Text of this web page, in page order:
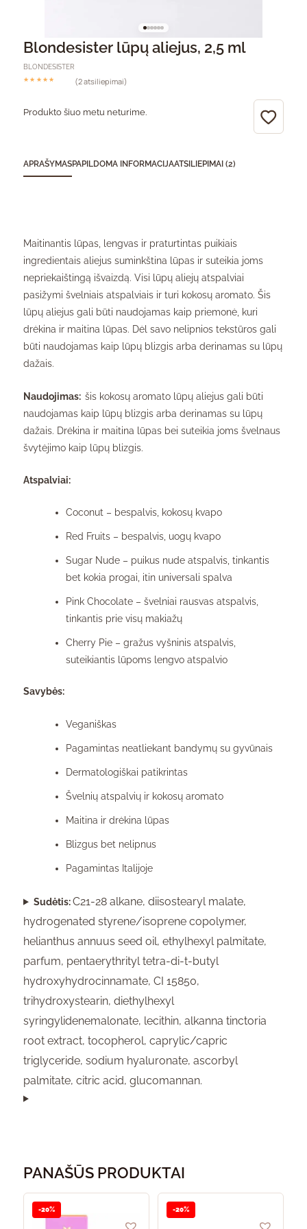
Blondesister lūpų aliejus, 2,5 ml
BLONDESISTER
iš 5 (viso įvertinimų:
(2 atsiliepimai)
Produkto šiuo metu neturime.
APRAŠYMASPAPILDOMA INFORMACIJAATSILIEPIMAI (2)
Maitinantis lūpas, lengvas ir praturtintas puikiais
ingredientais aliejus suminkština lūpas ir suteikia joms
nepriekaištingą išvaizdą. Visi lūpų aliejų atspalviai
pasižymi švelniais atspalviais ir turi kokosų aromato. Šis
lūpų aliejus gali būti naudojamas kaip priemonė, kuri
drėkina ir maitina lūpas. Dėl savo nelipnios tekstūros gali
būti naudojamas kaip lūpų blizgis arba derinamas su lūpų
dažais.
Naudojimas: šis kokosų aromato lūpų aliejus gali būti
naudojamas kaip lūpų blizgis arba derinamas su lūpų
dažais. Drėkina ir maitina lūpas bei suteikia joms švelnaus
švytėjimo kaip lūpų blizgis.
Atspalviai:
Coconut – bespalvis, kokosų kvapo
Red Fruits – bespalvis, uogų kvapo
Sugar Nude – puikus nude atspalvis, tinkantis
bet kokia progai, itin universali spalva
Pink Chocolate – švelniai rausvas atspalvis,
tinkantis prie visų makiažų
Cherry Pie – gražus vyšninis atspalvis,
suteikiantis lūpoms lengvo atspalvio
Savybės:
Veganiškas
Pagamintas neatliekant bandymų su gyvūnais
Dermatologiškai patikrintas
Švelnių atspalvių ir kokosų aromato
Maitina ir drėkina lūpas
Blizgus bet nelipnus
Pagamintas Italijoje
Sudėtis:C21-28 alkane, diisostearyl malate,
hydrogenated styrene/isoprene copolymer,
helianthus annuus seed oil, ethylhexyl palmitate,
parfum, pentaerythrityl tetra-di-t-butyl
hydroxyhydrocinnamate, CI 15850,
trihydroxystearin, diethylhexyl
syringylidenemalonate, lecithin, alkanna tinctoria
root extract, tocopherol, caprylic/capric
triglyceride, sodium hyaluronate, ascorbyl
palmitate, citric acid, glucomannan.
PANAŠŪS PRODUKTAI
-20% -20%